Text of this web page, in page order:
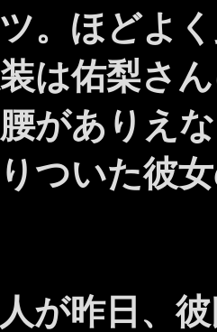
。ほどよ
は佑梨さ
がありえ
ついた彼
人が昨日、